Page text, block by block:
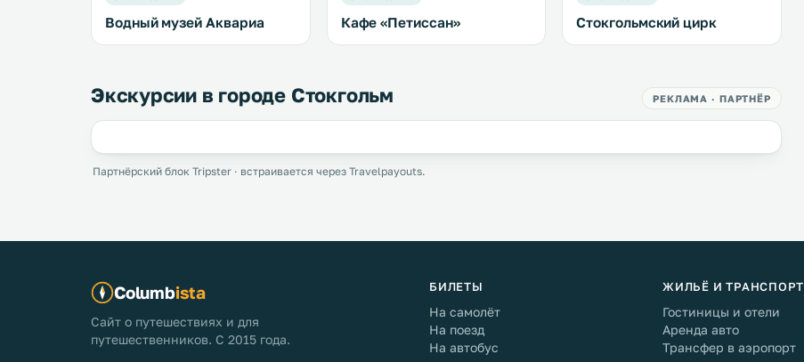
Водный музей Аквариа Кафе «Петиссан» Стокгольмский цирк
Экскурсии в городе Стокгольм РЕКЛАМА · ПАРТНЁР
Партнёрский блок Tripster · встраивается через Travelpayouts.
Columbista
Сайт о путешествиях и для
путешественников. С 2015 года.
БИЛЕТЫ
На самолёт
На поезд
На автобус
ЖИЛЬЁ И ТРАНСПОРТ
Гостиницы и отели
Аренда авто
Трансфер в аэропорт